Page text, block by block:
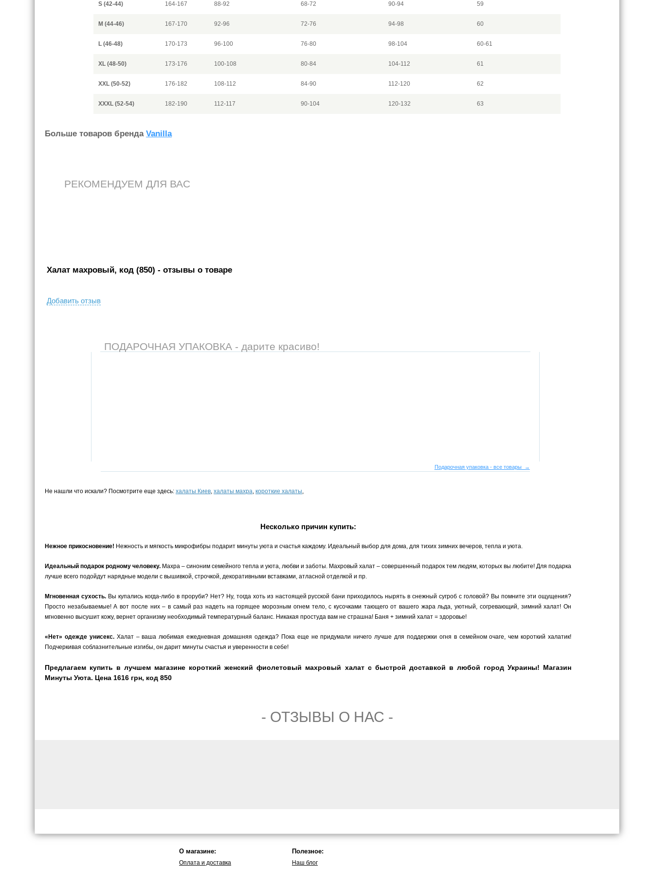
S (42-44) 164-167 88-92 68-72 90-94 59
M (44-46) 167-170 92-96 72-76 94-98 60
L (46-48) 170-173 96-100 76-80 98-104 60-61
XL (48-50) 173-176 100-108 80-84 104-112 61
XXL (50-52) 176-182 108-112 84-90 112-120 62
XXXL (52-54) 182-190 112-117 90-104 120-132 63
Больше товаров бренда Vanilla
РЕКОМЕНДУЕМ ДЛЯ ВАС
Халат махровый, код (850) - отзывы о товаре
Добавить отзыв
ПОДАРОЧНАЯ УПАКОВКА - дарите красиво!
Подарочная упаковка - все товары →
Не нашли что искали? Посмотрите еще здесь: халаты Киев, халаты махра, короткие халаты,
Несколько причин купить:
Нежное прикосновение! Нежность и мягкость микрофибры подарит минуты уюта и счастья каждому. Идеальный выбор для дома, для тихих зимних вечеров, тепла и уюта.
Идеальный подарок родному человеку. Махра – синоним семейного тепла и уюта, любви и заботы. Махровый халат – совершенный подарок тем людям, которых вы любите! Для подарка
лучше всего подойдут нарядные модели с вышивкой, строчкой, декоративными вставками, атласной отделкой и пр.
Мгновенная сухость.Вы купались когда-либо в проруби? Нет? Ну, тогда хоть из настоящей русской бани приходилось нырять в снежный сугроб с головой? Вы помните эти ощущения?
Просто незабываемые! А вот после них – в самый раз надеть на горящее морозным огнем тело, с кусочками тающего от вашего жара льда, уютный, согревающий, зимний халат! Он
мгновенно высушит кожу, вернет организму необходимый температурный баланс. Никакая простуда вам не страшна! Баня + зимний халат = здоровье!
«Нет» одежде унисекс.Халат – ваша любимая ежедневная домашняя одежда? Пока еще не придумали ничего лучше для поддержки огня в семейном очаге, чем короткий халатик!
Подчеркивая соблазнительные изгибы, он дарит минуты счастья и уверенности в себе!
Предлагаем купить в лучшем магазине короткий женский фиолетовый махровый халат с быстрой доставкой в любой город Украины! Магазин
Минуты Уюта. Цена 1616 грн, код 850
- ОТЗЫВЫ О НАС -
О магазине:
Оплата и доставка
Полезное:
Наш блог